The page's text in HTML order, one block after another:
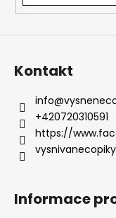
Kontakt
info@
+420720310591
https://
vysnivanecopiky
Informace